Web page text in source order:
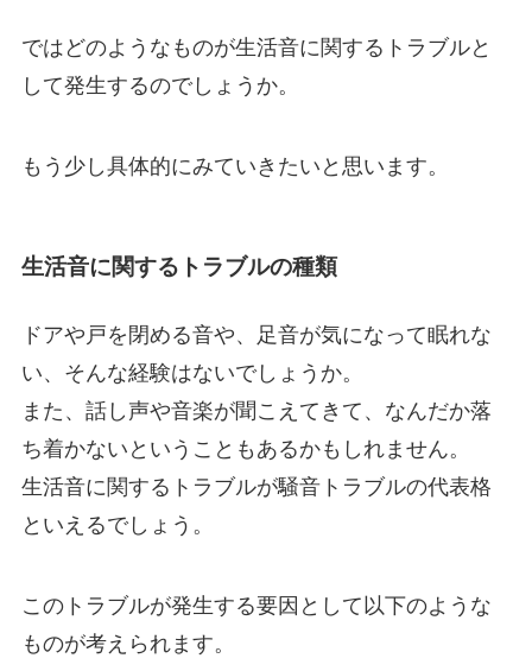
ではどのようなものが生活音に関するトラブルと
して発生するのでしょうか。
もう少し具体的にみていきたいと思います。
生活音に関するトラブルの種類
ドアや戸を閉める音や、足音が気になって眠れな
い、そんな経験はないでしょうか。
また、話し声や音楽が聞こえてきて、なんだか落
ち着かないということもあるかもしれません。
生活音に関するトラブルが騒音トラブルの代表格
といえるでしょう。
このトラブルが発生する要因として以下のような
ものが考えられます。